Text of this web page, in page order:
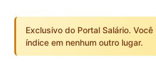
Exclusivo do Portal Salário.
índice em nenhum outro lugar.